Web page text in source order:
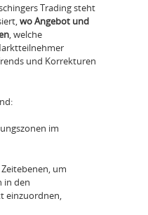
Trading steht
wo Angebot und
, welche
und Korrekturen
im
um
in den
einzuordnen,